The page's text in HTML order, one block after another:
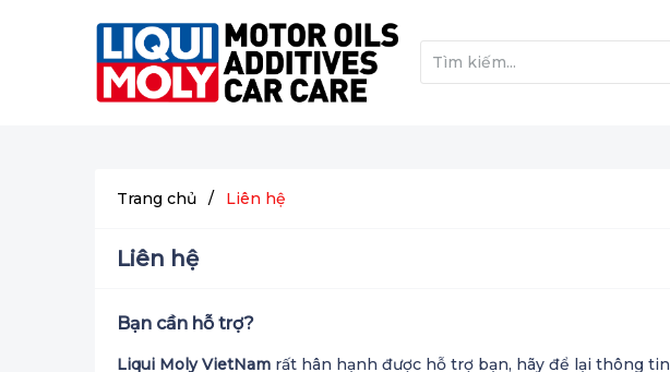
Trang chủ / Liên hệ
Liên hệ
Bạn cần hỗ trợ?
Liqui Moly VietNam rất hân hạnh được hỗ trợ bạn, hãy để lại thông